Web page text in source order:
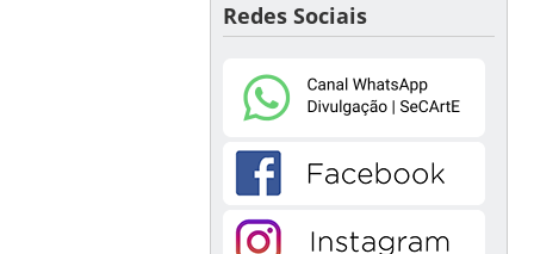
Redes Sociais